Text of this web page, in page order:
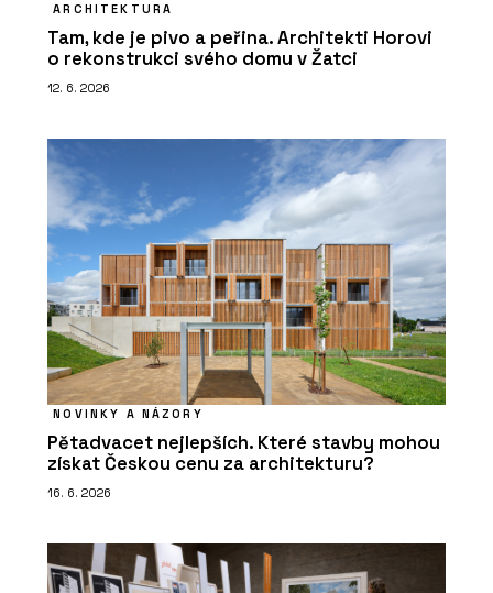
ARCHITEKTURA
Tam, kde je pivo a peřina. Architekti Horovi
o rekonstrukci svého domu v Žatci
12. 6. 2026
NOVINKY A NÁZORY
Pětadvacet nejlepších. Které stavby mohou
získat Českou cenu za architekturu?
16. 6. 2026